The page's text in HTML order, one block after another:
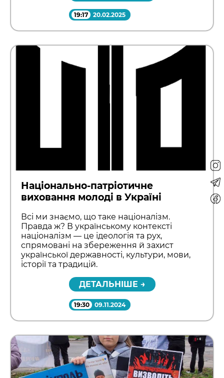
19:17 20.02.2025
Національно-патріотичне
виховання молоді в Україні
Всі ми знаємо, що таке націоналізм.
Правда ж? В українському контексті
націоналізм — це ідеологія та рух,
спрямовані на збереження й захист
української державності, культури, мови,
історії та традицій.
ДЕТАЛЬНІШЕ →
19:30 09.11.2024